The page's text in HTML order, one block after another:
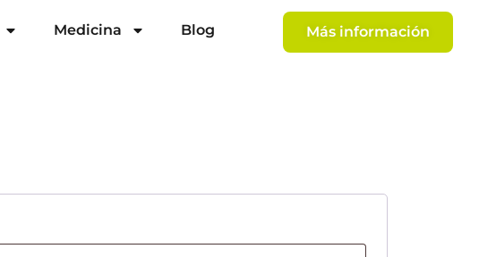
Medicina Blog Más información